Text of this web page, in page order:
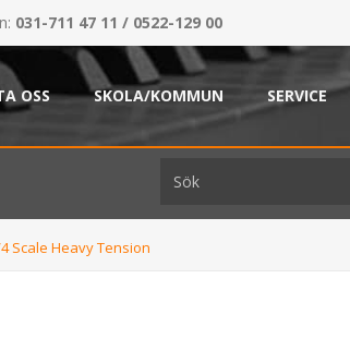
031-711 47 11 / 0522-129 00
OSS SKOLA/KOMMUN SERVICE
Scale Heavy Tension